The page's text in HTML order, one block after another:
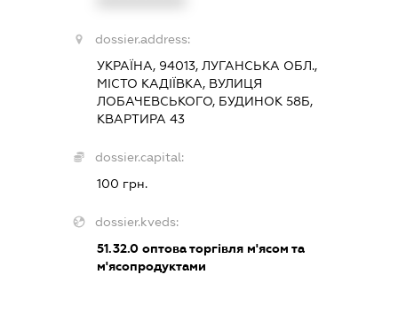
dossier.address:
УКРАЇНА, 94013, ЛУГАНСЬКА ОБЛ.,
МІСТО КАДІЇВКА, ВУЛИЦЯ
ЛОБАЧЕВСЬКОГО, БУДИНОК 58Б,
КВАРТИРА 43
dossier.capital:
100 грн.
dossier.kveds:
51.32.0оптова торгівля м'ясом та
м'ясопродуктами